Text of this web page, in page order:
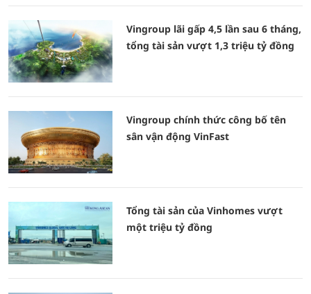
Vingroup lãi gấp 4,5 lần sau 6 tháng,
tổng tài sản vượt 1,3 triệu tỷ đồng
Vingroup chính thức công bố tên
sân vận động VinFast
Tổng tài sản của Vinhomes vượt
một triệu tỷ đồng